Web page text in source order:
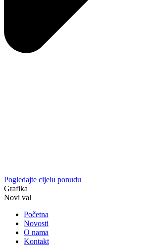
Pogledajte cijelu ponudu
Grafika
Novi val
Početna
Novosti
O nama
Kontakt